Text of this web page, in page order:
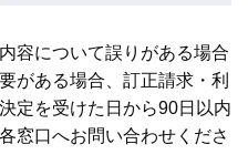
容について誤りがある場合
がある場合、訂正請求・利
定を受けた日から90日以内
窓口へお問い合わせくださ